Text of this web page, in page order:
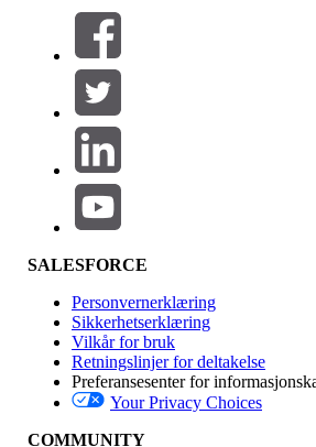
Filtrer etter (0)
VELG FILTRE
Produktområde
Funksjonsinnvirkning
Utgave
SALESFORCE
Personvernerklæring
Sikkerhetserklæring
Vilkår for bruk
Retningslinjer for deltakelse
Preferansesenter for
Your Privacy Choices
COMMUNITY